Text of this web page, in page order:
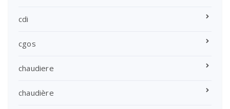
cdi
cgos
chaudiere
chaudière